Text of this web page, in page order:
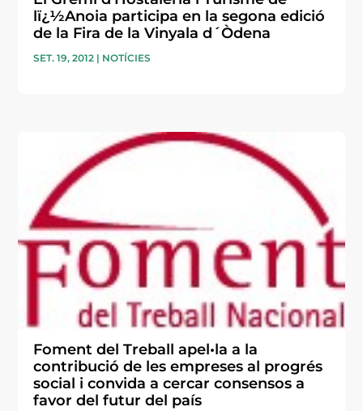
lï¿½Anoia participa en la segona edició
de la Fira de la Vinyala d´Òdena
SET. 19, 2012 | NOTÍCIES
Foment del Treball apel•la a la
contribució de les empreses al progrés
social i convida a cercar consensos a
favor del futur del país